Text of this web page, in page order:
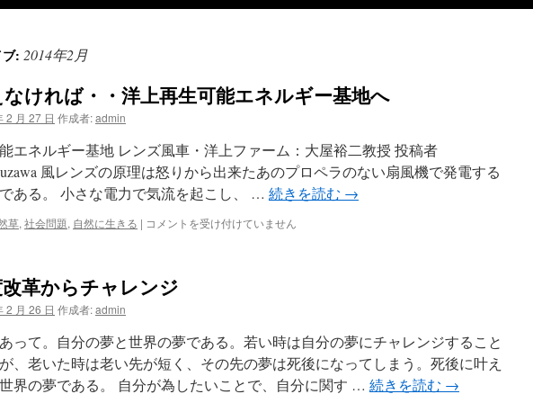
ブ: 2014年2月
ければ・・洋上再生可能エネルギー基地へ
2 月 27 日 作成者:admin
エネルギー基地 レンズ風車・洋上ファーム：大屋裕二教授 投稿者
風レンズの原理は怒りから出来たあのプロペラのない扇風機で発電する
ある。 小さな電力で気流を起こし、 … 続きを読む →
草, 社会問題, 自然に生きる | 原
な
ば・・
洋
上
再
コメントを受け付けていません
革からチャレンジ
2 月 26 日 作成者:admin
って。自分の夢と世界の夢である。若い時は自分の夢にチャレンジすること
、老いた時は老い先が短く、その先の夢は死後になってしまう。死後に叶え
界の夢である。 自分が為したいことで、自分に関す … 続きを読む →